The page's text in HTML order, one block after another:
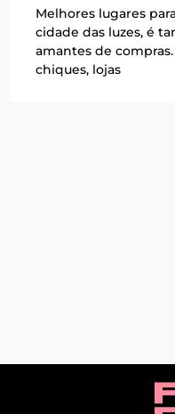
Melhores lugares
cidade das luzes, é
amantes de
chiques, lojas